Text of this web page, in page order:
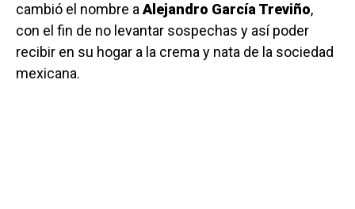
cambió el nombre aAlejandro García Treviño,
con el fin de no levantar sospechas y así poder
recibir en su hogar a la crema y nata de la sociedad
mexicana.